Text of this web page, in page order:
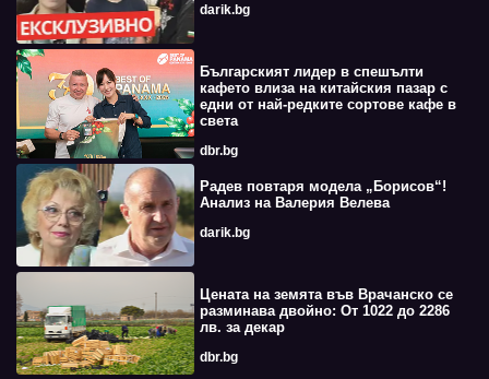
darik.bg
Българският лидер в спешълти
кафето влиза на китайския пазар с
едни от най-редките сортове кафе в
света
dbr.bg
Радев повтаря модела „Борисов“!
Анализ на Валерия Велева
darik.bg
Цената на земята във Врачанско се
разминава двойно: От 1022 до 2286
лв. за декар
dbr.bg